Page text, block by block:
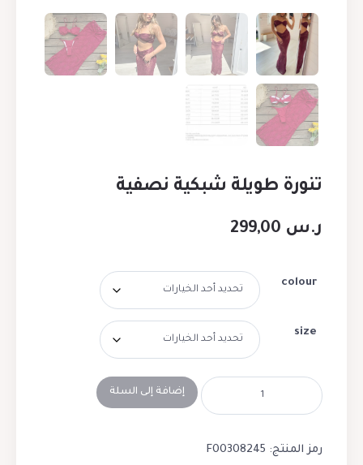
تنورة طويلة شبكية نصفية
ر.س
colour
size
إضافة إلى السلة
رمز المنتج: F00308245